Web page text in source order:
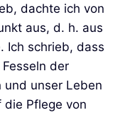
dachte ich von
aus, d. h. aus
Ich schrieb, dass
der
unser Leben
die Pflege von